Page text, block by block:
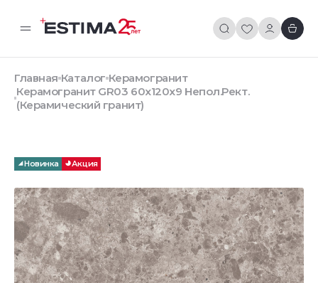
Главная Каталог Керамогранит
Керамогранит GR03 60x120x9 Непол.Рект.
(Керамический гранит)
Новинка Акция